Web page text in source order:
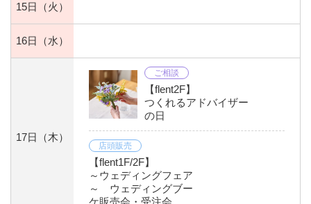
15日 （火）
16日 （水）
17日 （木）
ご相談
【flent2F】
つくれるアドバイザー
の日
店頭販売
【flent1F/2F】
～ウェディングフェア
～ ウェディングブー
ケ販売会・受注会